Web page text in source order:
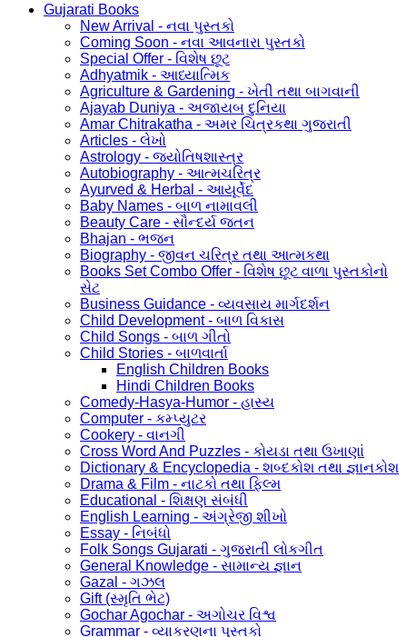
Gujarati Books
New Arrival - નવા પુસ્તકો
Coming Soon - નવા આવનારા પુસ્તકો
Special Offer - વિશેષ છૂટ
Adhyatmik - આધ્યાત્મિક
Agriculture & Gardening - ખેતી તથા બાગવાની
Ajayab Duniya - અજાયબ દુનિયા
Amar Chitrakatha - અમર ચિત્રકથા ગુજરાતી
Articles - લેખો
Astrology - જ્યોતિષશાસ્ત્ર
Autobiography - આત્મચરિત્ર
Ayurved & Herbal - આયૂર્વેદ
Baby Names - બાળ નામાવલી
Beauty Care - સૌન્દર્ય જતન
Bhajan - ભજન
Biography - જીવન ચરિત્ર તથા આત્મકથા
Books Set Combo Offer - વિશેષ છૂટ વાળા પુસ્તકોનો
સેટ
Business Guidance - વ્યવસાય માર્ગદર્શન
Child Development - બાળ વિકાસ
Child Songs - બાળ ગીતો
Child Stories - બાળવાર્તા
English Children Books
Hindi Children Books
Comedy-Hasya-Humor - હાસ્ય
Computer - કમ્પ્યુટર
Cookery - વાનગી
Cross Word And Puzzles - કોયડા તથા ઉખાણાં
Dictionary & Encyclopedia - શબ્દકોશ તથા જ્ઞાનકોશ
Drama & Film - નાટકો તથા ફિલ્મ
Educational - શિક્ષણ સંબંધી
English Learning - અંગ્રેજી શીખો
Essay - નિબંધો
Folk Songs Gujarati - ગુજરાતી લોકગીત
General Knowledge - સામાન્ય જ્ઞાન
Gazal - ગઝલ
Gift (સ્મૃતિ ભેટ)
Gochar Agochar - અગોચર વિશ્વ
Grammar - વ્યાકરણના પુસ્તકો